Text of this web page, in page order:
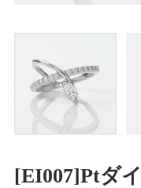
[EI007]Ptダ